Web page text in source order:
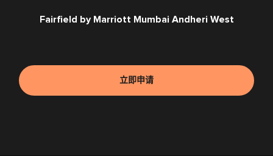
Fairfield by Marriott Mumbai Andheri West
立即申请